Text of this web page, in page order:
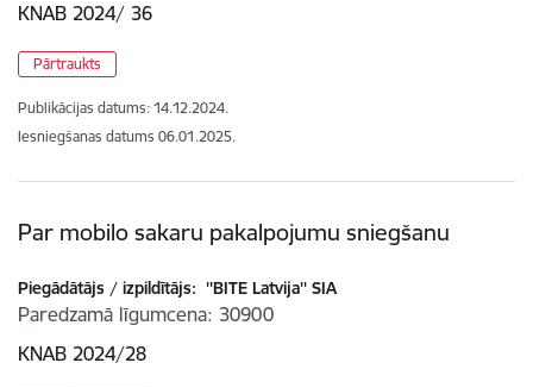
KNAB 2024/ 36
Pārtraukts
Publikācijas datums: 14.12.2024.
Iesniegšanas datums 06.01.2025.
Par mobilo sakaru pakalpojumu sniegšanu
Piegādātājs / izpildītājs: ''BITE Latvija'' SIA
Paredzamā līgumcena 30900
KNAB 2024/28